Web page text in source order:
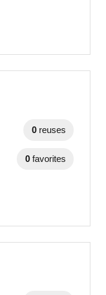
0 reuses
0 favorites